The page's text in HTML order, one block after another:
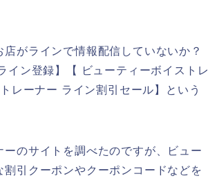
がラインで情報配信していないか？
イン登録】【 ビューティーボイストレ
レーナー ライン割引セール】という
のサイトを調べたのですが、ビュー
引クーポンやクーポンコードなどを